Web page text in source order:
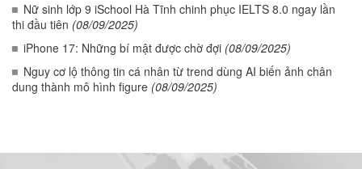
Nữ sinh lớp 9 iSchool Hà Tĩnh chinh phục IELTS 8.0 ngay lần
thi đầu tiên (08/09/2025)
iPhone 17: Những bí mật được chờ đợi (08/09/2025)
Nguy cơ lộ thông tin cá nhân từ trend dùng AI biến ảnh chân
dung thành mô hình figure (08/09/2025)